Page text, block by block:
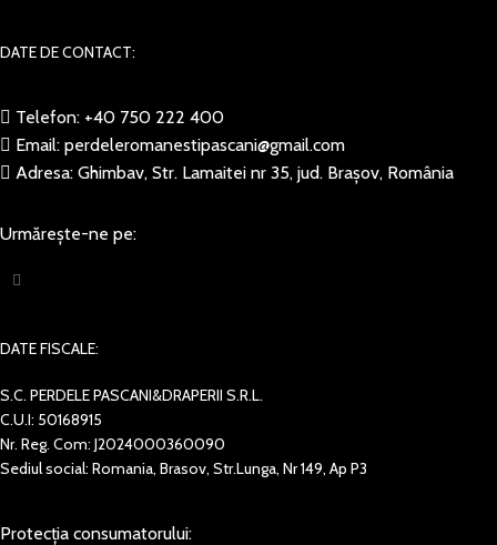
DATE DE CONTACT:
Telefon: +40 750 222 400
Email: perdeleromanestipascani@gmail.com
Adresa: Ghimbav, Str. Lamaitei nr 35, jud. Brașov, România
Urmărește-ne pe:
DATE FISCALE:
S.C. PERDELE PASCANI&DRAPERII S.R.L.
C.U.I: 50168915
Nr. Reg. Com: J2024000360090
Sediul social: Romania, Brasov, Str.Lunga, Nr 149, Ap P3
Protecția consumatorului: